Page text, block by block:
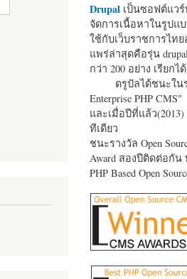
Drupalเป็นซอฟต์แวร์บ
จัดการเนื้อหาในรูปแ
ใช้กับเว็บราชการไท
แพร่ล่าสุดคือรุ่น
กว่า 200 อย่าง เรียก
ดรูปัลได้ชนะในร
Enterprise PHP CMS"
และเมื่อปีที่แล้ว
ทีเดียว
ชนะรางวัล Open
Award สองปีติดต่อกัน
PHP Based Open